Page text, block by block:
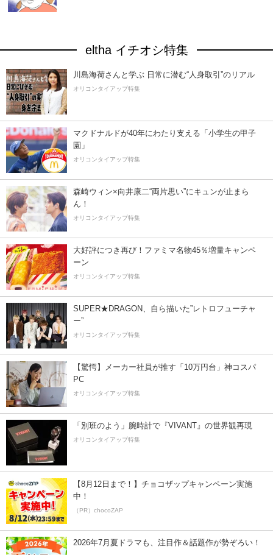
eltha イチオシ特集
川島海荷さんと学ぶ 日常に潜む“人身取引”のリアル
オリコンタイアップ特集
マクドナルドが40年にわたり支える「小学生の甲子
園」
オリコンタイアップ特集
森崎ウィン×向井康二“両片思い”にキュンが止まら
ん！
オリコンタイアップ特集
大好評につき再び！ファミマ名物45％増量キャンペ
ーン
オリコンタイアップ特集
SUPER★DRAGON、自ら描いた”レトロフューチャ
ー”
オリコンタイアップ特集
【驚愕】メーカー社員が推す「10万円台」神コスパ
PC
オリコンタイアップ特集
「別班のよう」腕時計で『VIVANT』の世界観再現
オリコンタイアップ特集
【8月12日まで！】チョコザップキャンペーン実施
中！
（PR）chocoZAP
2026年7月夏ドラマも、注目作＆話題作が勢ぞろい！